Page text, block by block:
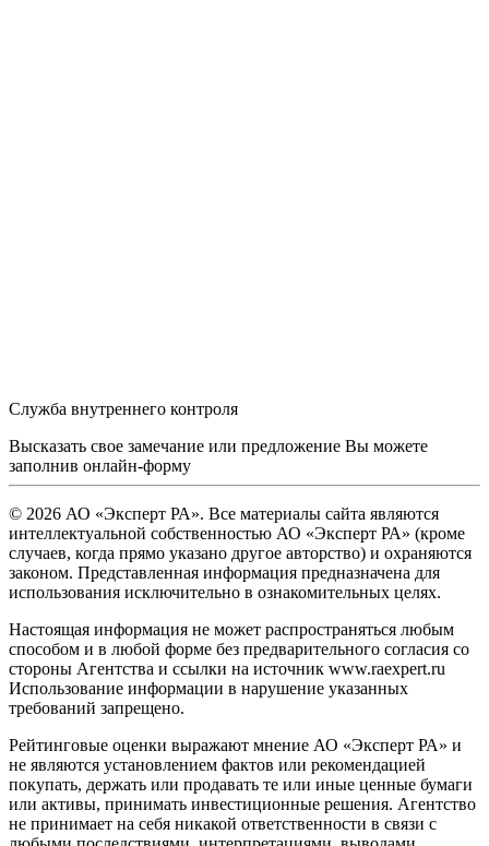
Служба внутреннего контроля
Высказать свое замечание или предложение Вы можете
заполнив онлайн-форму
© 2026 АО «Эксперт РА». Все материалы сайта являются
интеллектуальной собственностью АО «Эксперт РА» (кроме
случаев, когда прямо указано другое авторство) и охраняются
законом. Представленная информация предназначена для
использования исключительно в ознакомительных целях.
Настоящая информация не может распространяться любым
способом и в любой форме без предварительного согласия со
стороны Агентства и ссылки на источник www.raexpert.ru
Использование информации в нарушение указанных
требований запрещено.
Рейтинговые оценки выражают мнение АО «Эксперт РА» и
не являются установлением фактов или рекомендацией
покупать, держать или продавать те или иные ценные бумаги
или активы, принимать инвестиционные решения. Агентство
не принимает на себя никакой ответственности в связи с